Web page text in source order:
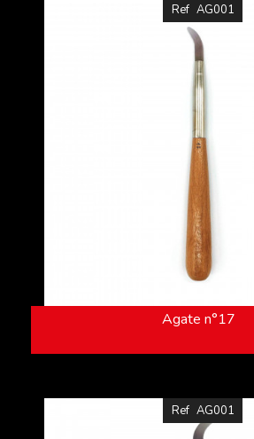
Ref AG001
Agate n°17
Ref AG001